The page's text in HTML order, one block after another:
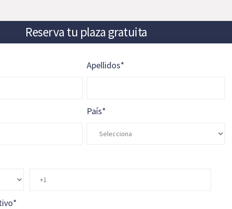
Reserva tu plaza gratuita
Apellidos*
País*
*